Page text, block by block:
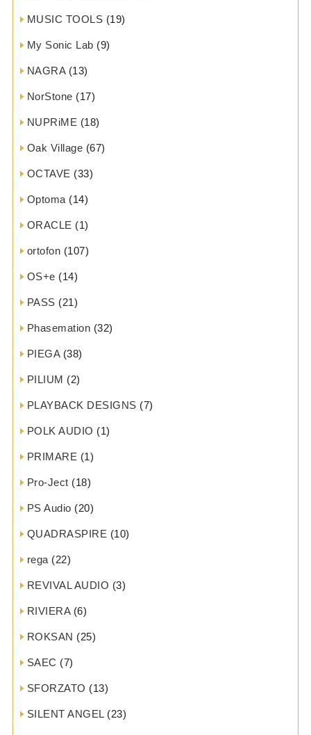
MUSIC TOOLS (19)
My Sonic Lab (9)
NAGRA(13)
NorStone (17)
NUPRiME (18)
Oak Village (67)
OCTAVE (33)
Optoma (14)
ORACLE (1)
ortofon (107)
OS+e (14)
PASS (21)
Phasemation (32)
PIEGA(38)
PILIUM (2)
PLAYBACK DESIGNS (7)
POLK AUDIO (1)
PRIMARE (1)
Pro-Ject (18)
PS Audio (20)
QUADRASPIRE (10)
rega (22)
REVIVAL AUDIO (3)
RIVIERA(6)
ROKSAN (25)
SAEC (7)
SFORZATO (13)
SILENT ANGEL(23)